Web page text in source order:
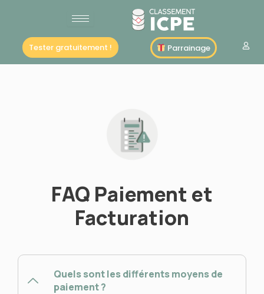
Tester gratuitement ! Parrainage
FAQ Paiement et
Facturation
Quels sont les différents moyens de
paiement ?